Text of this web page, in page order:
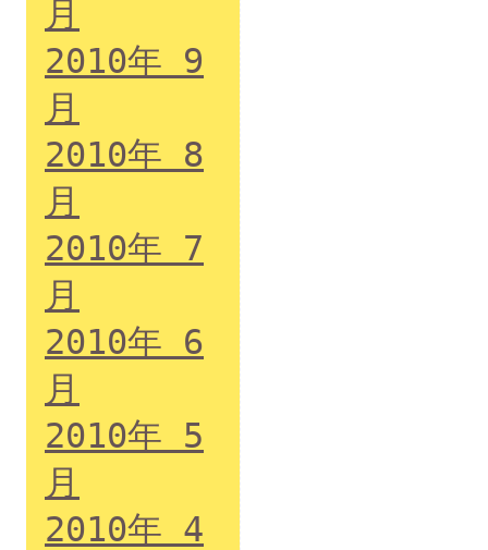
月
2010年 9
月
2010年 8
月
2010年 7
月
2010年 6
月
2010年 5
月
2010年 4